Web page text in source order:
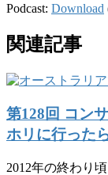
Podcast: Download
関連記事
第128回 コン
ホリに行った
2012年の終わり